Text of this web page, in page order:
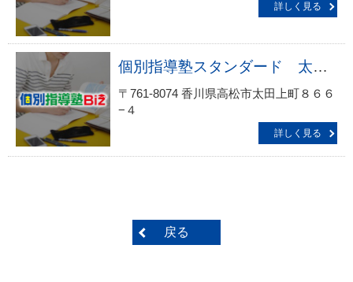
詳しく見る
個別指導塾スタンダード 太田教室
〒761-8074 香川県高松市太田上町８６６
−４
詳しく見る
戻る